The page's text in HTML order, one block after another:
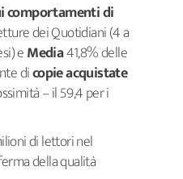
comportamenti di
dei Quotidiani (4 a
eMedia41,8% delle
dicopie acquistate
– il 59,4 per i
di lettori nel
della qualità